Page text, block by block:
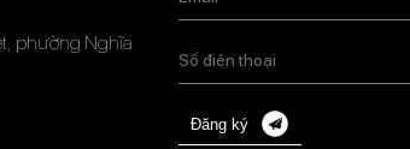
phường Nghĩa
Đăng ký